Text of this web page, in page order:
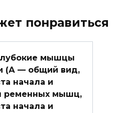
понравиться
мышцы
(А — общий вид,
начала и
ременных мышц,
начала и